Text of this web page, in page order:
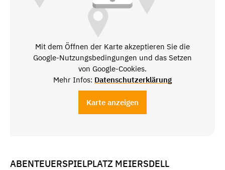
Mit dem Öffnen der Karte akzeptieren Sie die
Google-Nutzungsbedingungen und das Setzen
von Google-Cookies.
Mehr Infos: Datenschutzerklärung
Karte anzeigen
ABENTEUERSPIELPLATZ MEIERSDELL